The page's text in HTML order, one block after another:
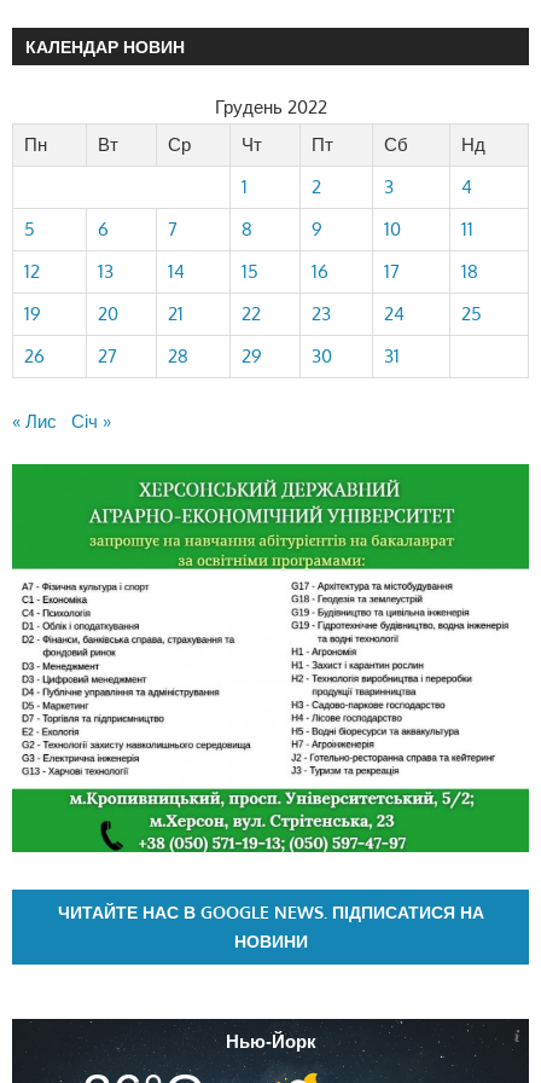
КАЛЕНДАР НОВИН
Грудень 2022
Пн
Вт Ср Чт Пт Сб
Нд
1
2 3
4
5
6 7 8 9 10
11
12
13 14 15 16 17
18
19
20 21 22 23 24
25
26
27 28 29 30 31
« Лис Січ »
ЧИТАЙТЕ НАС В GOOGLE NEWS. ПІДПИСАТИСЯ НА
НОВИНИ
Нью-Йорк